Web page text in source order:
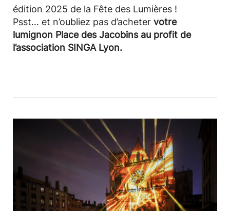
édition 2025 de la Fête des Lumières !
Psst… et n’oubliez pas d’acheter votre
lumignon Place des Jacobins au profit de
l’association SINGA Lyon.